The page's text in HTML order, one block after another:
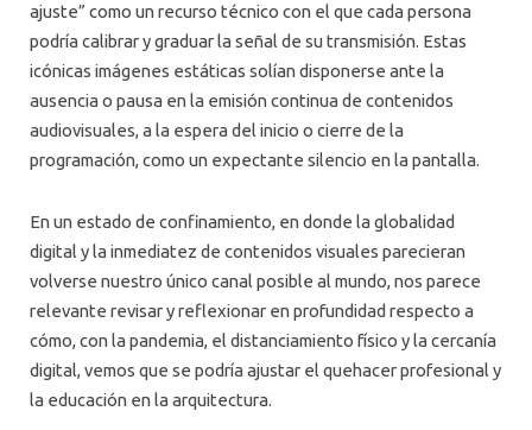
ALUMNI
PLATAFORMA VUT
ajuste” como un recurso técnico con el que cada persona
podría calibrar y graduar la señal de su transmisión. Estas
icónicas imágenes estáticas solían disponerse ante la
ausencia o pausa en la emisión continua de contenidos
audiovisuales, a la espera del inicio o cierre de la
programación, como un expectante silencio en la pantalla.
En un estado de confinamiento, en donde la globalidad
digital y la inmediatez de contenidos visuales parecieran
volverse nuestro único canal posible al mundo, nos parece
relevante revisar y reflexionar en profundidad respecto a
cómo, con la pandemia, el distanciamiento físico y la cercanía
digital, vemos que se podría ajustar el quehacer profesional y
la educación en la arquitectura.